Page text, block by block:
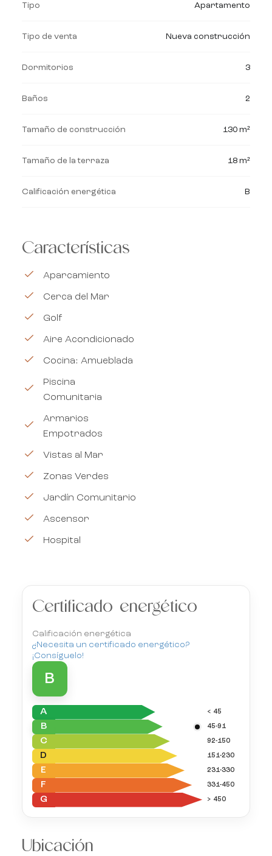
Tipo Apartamento
Tipo de venta Nueva construcción
Dormitorios 3
Baños 2
Tamaño de construcción 130 m²
Tamaño de la terraza 18 m²
Calificación energética B
Características
Aparcamiento
Cerca del Mar
Golf
Aire Acondicionado
Cocina: Amueblada
Piscina
Comunitaria
Armarios
Empotrados
Vistas al Mar
Zonas Verdes
Jardín Comunitario
Ascensor
Hospital
Certificado energético
Calificación energética
¿Necesita un certificado energético?
¡Consíguelo!
B
A < 45
B 45-91
C 92-150
D 151-230
E 231-330
F 331-450
G > 450
Ubicación